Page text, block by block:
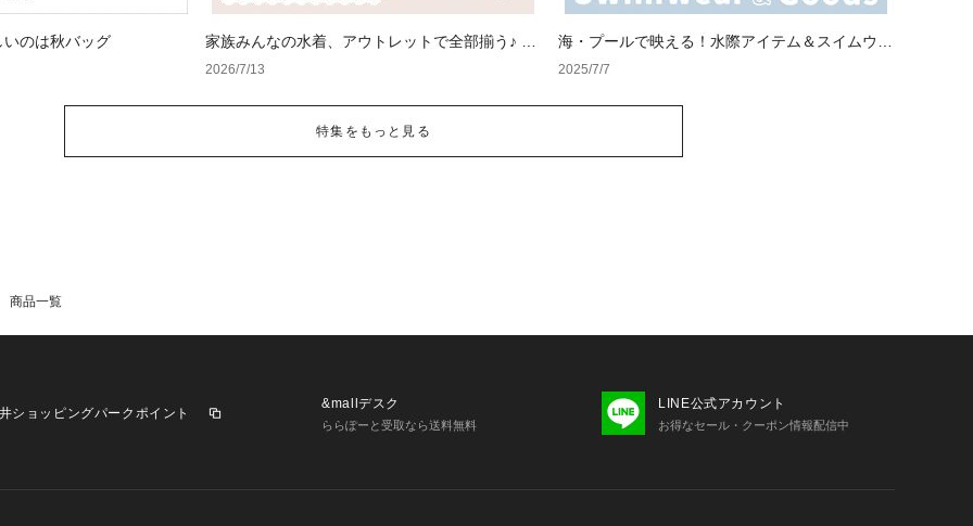
のは秋バッグ
家族みんなの水着、アウトレットで全部揃う♪ ス
イムウェア特集
2026/7/13
海・プールで映える！水際アイテム＆スイムウェ
ア特集
2025/7/7
特集をもっと見る
商品一覧
ショッピングパークポイント
&mallデスク
ららぽーと受取なら送料無料
LINE公式アカウント
お得なセール・クーポン情報配信中